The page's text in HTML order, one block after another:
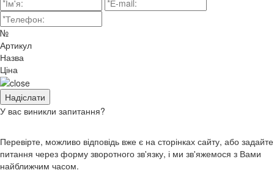
№
Артикул
Назва
Ціна
У вас виникли запитання?
Перевірте, можливо відповідь вже є на сторінках сайту, або задайте
питання через форму зворотного зв'язку, і ми зв'яжемося з Вами
найближчим часом.